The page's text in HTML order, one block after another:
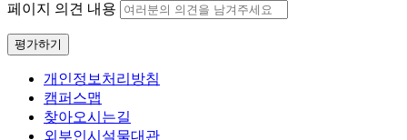
페이지 의견 내용
평가하기
개인정보처리방침
캠퍼스맵
찾아오시는길
외부인시설물대관